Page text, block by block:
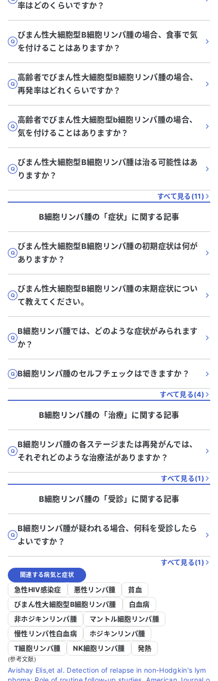
率はどのくらいですか？
びまん性大細胞型B細胞リンパ腫の場合、食事で気
を付けることはありますか？
高齢者でびまん性大細胞型B細胞リンパ腫の場合、
再発率はどれくらいですか？
高齢者でびまん性大細胞型b細胞リンパ腫の場合、
気を付けることはありますか？
びまん性大細胞型B細胞リンパ腫は治る可能性はあ
りますか？
すべて見る(11)
B細胞リンパ腫の「症状」に関する記事
びまん性大細胞型B細胞リンパ腫の初期症状は何が
ありますか？
びまん性大細胞型B細胞リンパ腫の末期症状につい
て教えてください。
B細胞リンパ腫では、どのような症状がみられます
か？
B細胞リンパ腫のセルフチェックはできますか？
すべて見る(4)
B細胞リンパ腫の「治療」に関する記事
B細胞リンパ腫の各ステージまたは再発がんでは、
それぞれどのような治療法がありますか？
すべて見る(1)
B細胞リンパ腫の「受診」に関する記事
B細胞リンパ腫が疑われる場合、何科を受診したら
よいですか？
すべて見る(1)
関連する病気と症状
急性HIV感染症 悪性リンパ腫
貧血
びまん性大細胞型B細胞リンパ腫
白血病
非ホジキンリンパ腫
マントル細胞リンパ腫
慢性リンパ性白血病
ホジキンリンパ腫
T細胞リンパ腫
NK細胞リンパ腫 発熱
(参考文献)
Avishay Elis,et al. Detection of relapse in non-Hodgkin's lym